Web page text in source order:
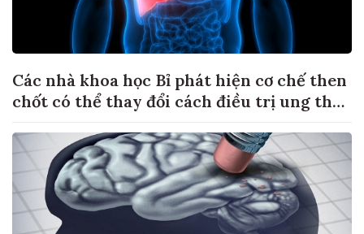
Các nhà khoa học Bỉ phát hiện cơ chế then
chốt có thể thay đổi cách điều trị ung thư